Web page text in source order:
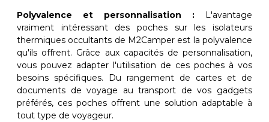
Polyvalence et personnalisation : L'avantage
vraiment intéressant des poches sur les isolateurs
thermiques occultants de M2Camper est la polyvalence
qu'ils offrent. Grâce aux capacités de personnalisation,
vous pouvez adapter l'utilisation de ces poches à vos
besoins spécifiques. Du rangement de cartes et de
documents de voyage au transport de vos gadgets
préférés, ces poches offrent une solution adaptable à
tout type de voyageur.